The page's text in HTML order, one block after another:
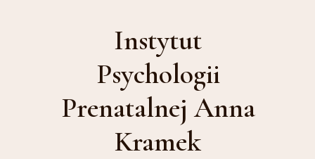
Instytut
Psychologii
Prenatalnej Anna
Kramek